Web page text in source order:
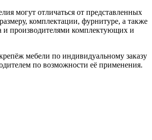
могут отличаться от представленных
комплектации, фурнитуре, а также
и производителями комплектующих и
мебели по индивидуальному заказу
по возможности её применения.